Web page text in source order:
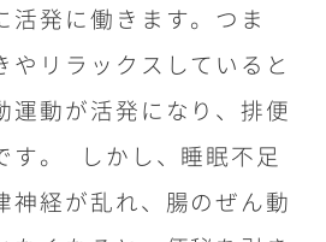
活発に働きます。つま
やリラックスしていると
運動が活発になり、排便
。
しかし、睡眠不足
神経が乱れ、腸のぜん動